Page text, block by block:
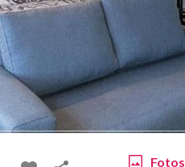
Fotos